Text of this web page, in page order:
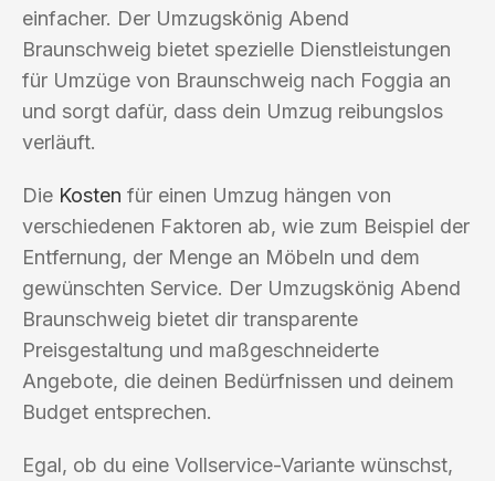
einfacher. Der Umzugskönig Abend
Braunschweig bietet spezielle Dienstleistungen
für Umzüge von Braunschweig nach Foggia an
und sorgt dafür, dass dein Umzug reibungslos
verläuft.
Die Kosten für einen Umzug hängen von
verschiedenen Faktoren ab, wie zum Beispiel der
Entfernung, der Menge an Möbeln und dem
gewünschten Service. Der Umzugskönig Abend
Braunschweig bietet dir transparente
Preisgestaltung und maßgeschneiderte
Angebote, die deinen Bedürfnissen und deinem
Budget entsprechen.
Egal, ob du eine Vollservice-Variante wünschst,